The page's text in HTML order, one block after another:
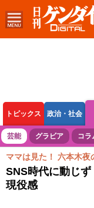
トピックス 政治・社会
ボートレース 競輪
芸能 グラビア コラ
ママは見た！ 六本木夜
SNS時代に動じ
現役感